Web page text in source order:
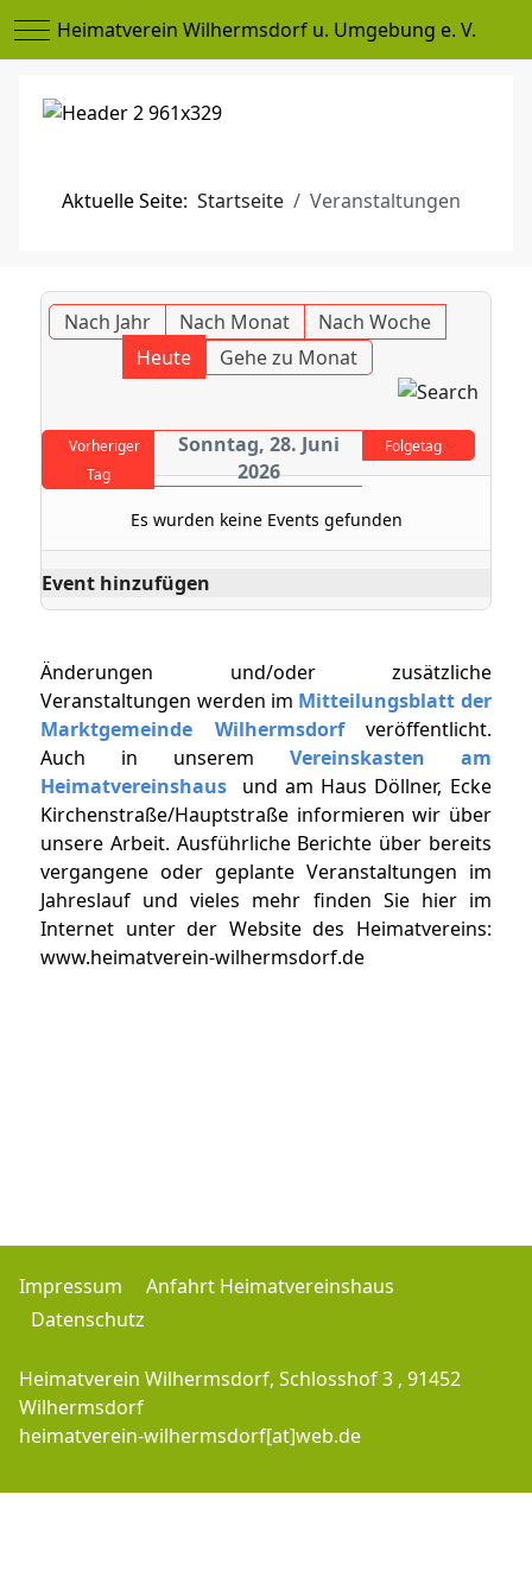
Mobile Menu Toggle
Heimatverein Wilhermsdorf u. Umgebung e. V.
Aktuelle Seite:Startseite Veranstaltungen
Nach Jahr Nach Monat
Nach Woche
Heute
Gehe zu Monat
Vorheriger
Tag
Sonntag, 28. Juni
2026
Folgetag
Es wurden keine Events gefunden
Event hinzufügen
Änderungen und/oder zusätzliche
Veranstaltungen werden im Mitteilungsblatt der
Marktgemeinde Wilhermsdorf veröffentlicht.
Auch in unserem Vereinskasten am
Heimatvereinshaus
und am Haus Döllner, Ecke
Kirchenstraße/Hauptstraße informieren wir über
unsere Arbeit. Ausführliche Berichte über bereits
vergangene oder geplante Veranstaltungen im
Jahreslauf und vieles mehr finden Sie hier im
Internet unter der Website des Heimatvereins:
www.heimatverein-wilhermsdorf.de
Impressum
Anfahrt Heimatvereinshaus
Datenschutz
Heimatverein Wilhermsdorf, Schlosshof 3 , 91452
Wilhermsdorf
heimatverein-wilhermsdorf[at]web.de